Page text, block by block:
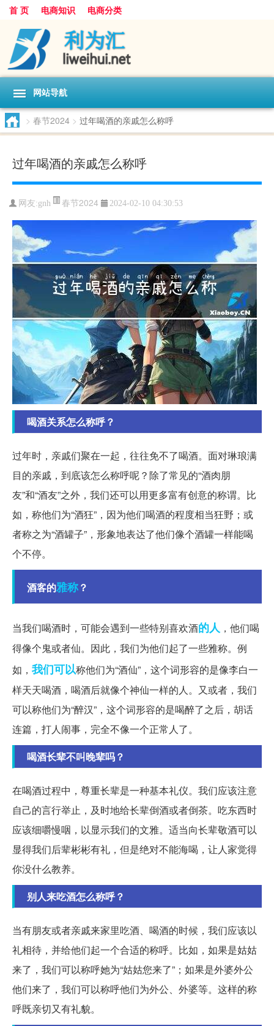
首 页 电商知识 电商分类
网站导航
> 春节2024 > 过年喝酒的亲戚怎么称呼
过年喝酒的亲戚怎么称呼
网友:gnh 春节2024 2024-02-10 04:30:53
喝酒关系怎么称呼？
过年时，亲戚们聚在一起，往往免不了喝酒。面对琳琅满
目的亲戚，到底该怎么称呼呢？除了常见的“酒肉朋
友”和“酒友”之外，我们还可以用更多富有创意的称谓。比
如，称他们为“酒狂”，因为他们喝酒的程度相当狂野；或
者称之为“酒罐子”，形象地表达了他们像个酒罐一样能喝
个不停。
酒客的雅称？
当我们喝酒时，可能会遇到一些特别喜欢酒的人 ，他们喝
得像个鬼或者仙。因此，我们为他们起了一些雅称。例
如， 我们可以称他们为“酒仙”，这个词形容的是像李白一
样天天喝酒，喝酒后就像个神仙一样的人。又或者，我们
可以称他们为“醉汉”，这个词形容的是喝醉了之后，胡话
连篇，打人闹事，完全不像一个正常人了。
喝酒长辈不叫晚辈吗？
在喝酒过程中，尊重长辈是一种基本礼仪。我们应该注意
自己的言行举止，及时地给长辈倒酒或者倒茶。吃东西时
应该细嚼慢咽，以显示我们的文雅。适当向长辈敬酒可以
显得我们后辈彬彬有礼，但是绝对不能海喝，让人家觉得
你没什么教养。
别人来吃酒怎么称呼？
当有朋友或者亲戚来家里吃酒、喝酒的时候，我们应该以
礼相待，并给他们起一个合适的称呼。比如，如果是姑姑
来了，我们可以称呼她为“姑姑您来了”；如果是外婆外公
他们来了，我们可以称呼他们为外公、外婆等。这样的称
呼既亲切又有礼貌。